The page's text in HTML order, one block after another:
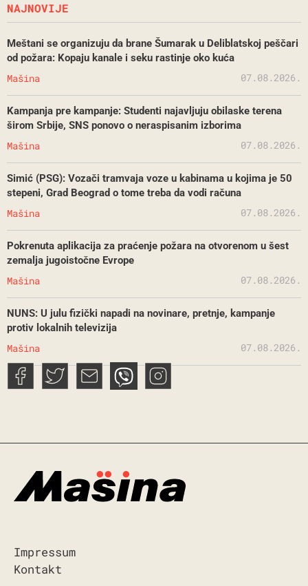
NAJNOVIJE
Meštani se organizuju da brane Šumarak u Deliblatskoj peščari
od požara: Kopaju kanale i seku rastinje oko kuća
Mašina 07.08.2026.
Kampanja pre kampanje: Studenti najavljuju obilaske terena
širom Srbije, SNS ponovo o neraspisanim izborima
Mašina 07.08.2026.
Simić (PSG): Vozači tramvaja voze u kabinama u kojima je 50
stepeni, Grad Beograd o tome treba da vodi računa
Mašina 07.08.2026.
Pokrenuta aplikacija za praćenje požara na otvorenom u šest
zemalja jugoistočne Evrope
Mašina 07.08.2026.
NUNS: U julu fizički napadi na novinare, pretnje, kampanje
protiv lokalnih televizija
Mašina 07.08.2026.
Impressum
Kontakt